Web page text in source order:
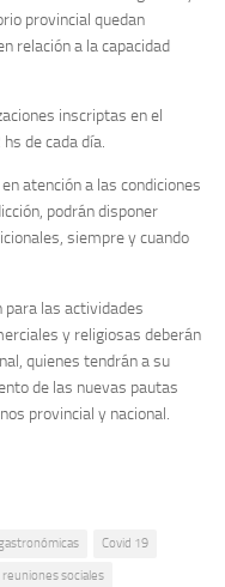
provincial quedan
relación a la capacidad
inscriptas en el
de cada día.
atención a las condiciones
podrán disponer
siempre y cuando
para las actividades
y religiosas deberán
quienes tendrán a su
de las nuevas pautas
provincial y nacional.
Covid 19
reuniones sociales